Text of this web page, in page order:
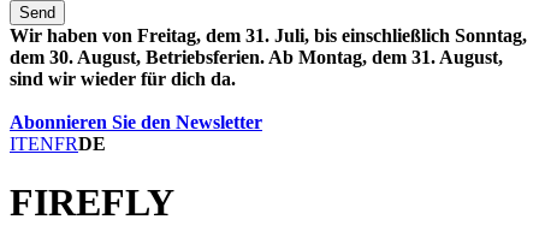
Send
Wir haben von Freitag, dem 31. Juli, bis einschließlich Sonntag,
dem 30. August, Betriebsferien. Ab Montag, dem 31. August,
sind wir wieder für dich da.
Abonnieren Sie den Newsletter
ITENFRDE
FIREFLY